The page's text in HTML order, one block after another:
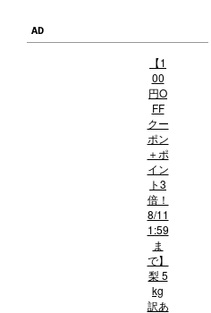
AD
【1
00
円O
FF
クー
ポン
＋ポ
イン
ト3
倍！
8/11
1:59
ま
で】
梨 5
kg
訳あ